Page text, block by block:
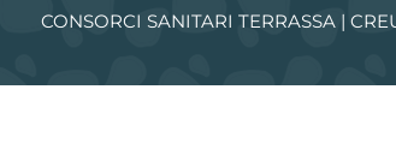
CONSORCI SANITARI TERRASSA |